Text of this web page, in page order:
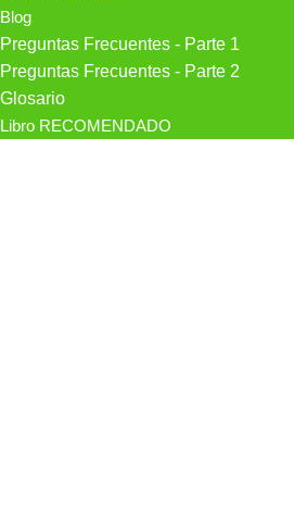
Blog
Preguntas Frecuentes - Parte 1
Preguntas Frecuentes - Parte 2
Glosario
Libro RECOMENDADO